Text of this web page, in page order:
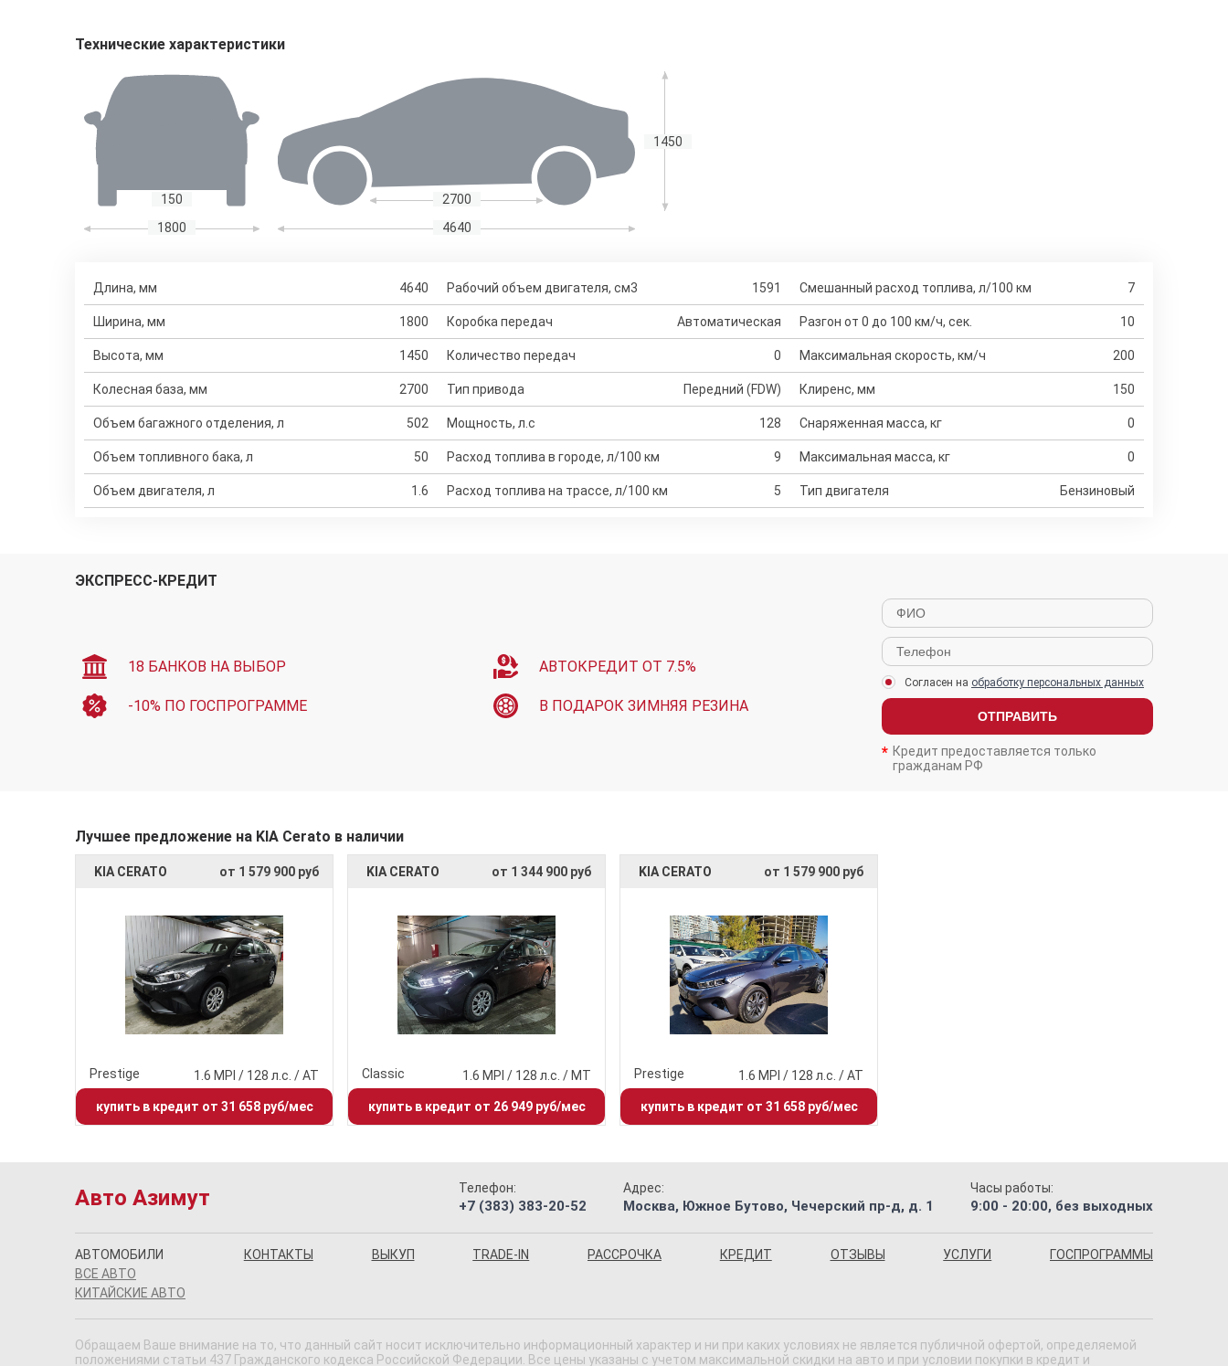
Технические характеристики
150
1800
2700
1450
4640
Длина, мм 4640
Ширина, мм 1800
Высота, мм 1450
Колесная база, мм 2700
Объем багажного отделения, л 502
Объем топливного бака, л 50
Объем двигателя, л 1.6
Рабочий объем двигателя, см3 1591
Коробка передач Автоматическая
Количество передач 0
Тип привода Передний (FDW)
Мощность, л.с 128
Расход топлива в городе, л/100 км 9
Расход топлива на трассе, л/100 км 5
Смешанный расход топлива, л/100 км 7
Разгон от 0 до 100 км/ч, сек. 10
Максимальная скорость, км/ч 200
Клиренс, мм 150
Снаряженная масса, кг 0
Максимальная масса, кг 0
Тип двигателя Бензиновый
ЭКСПРЕСС-КРЕДИТ
18 БАНКОВ НА ВЫБОР АВТОКРЕДИТ ОТ 7.5%
-10% ПО ГОСПРОГРАММЕ В ПОДАРОК ЗИМНЯЯ РЕЗИНА
Согласен на обработку персональных данных
ОТПРАВИТЬ
Кредит предоставляется только
гражданам РФ
Лучшее предложение на KIA Cerato в наличии
KIA CERATO от 1 579 900 руб
Prestige 1.6 MPI / 128 л.с. / AT
купить в кредит от 31 658 руб/мес
KIA CERATO от 1 344 900 руб
Classic 1.6 MPI / 128 л.с. / MT
купить в кредит от 26 949 руб/мес
KIA CERATO от 1 579 900 руб
Prestige 1.6 MPI / 128 л.с. / AT
купить в кредит от 31 658 руб/мес
Авто Азимут Телефон:
+7 (383) 383-20-52
Адрес:
Москва, Южное Бутово, Чечерский пр-д, д. 1
Часы работы:
9:00 - 20:00, без выходных
АВТОМОБИЛИ
ВСЕ АВТО
КИТАЙСКИЕ АВТО
КОНТАКТЫ ВЫКУП TRADE-IN РАССРОЧКА КРЕДИТ ОТЗЫВЫ УСЛУГИ ГОСПРОГРАММЫ
Обращаем Ваше внимание на то, что данный сайт носит исключительно информационный характер и ни при каких условиях не является публичной офертой, определяемой
положениями статьи 437 Гражданского кодекса Российской Федерации. Все цены указаны с учетом максимальной скидки на авто и при условии покупки в кредит и